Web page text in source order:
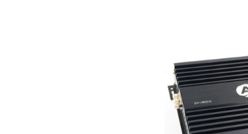
Android 6.0